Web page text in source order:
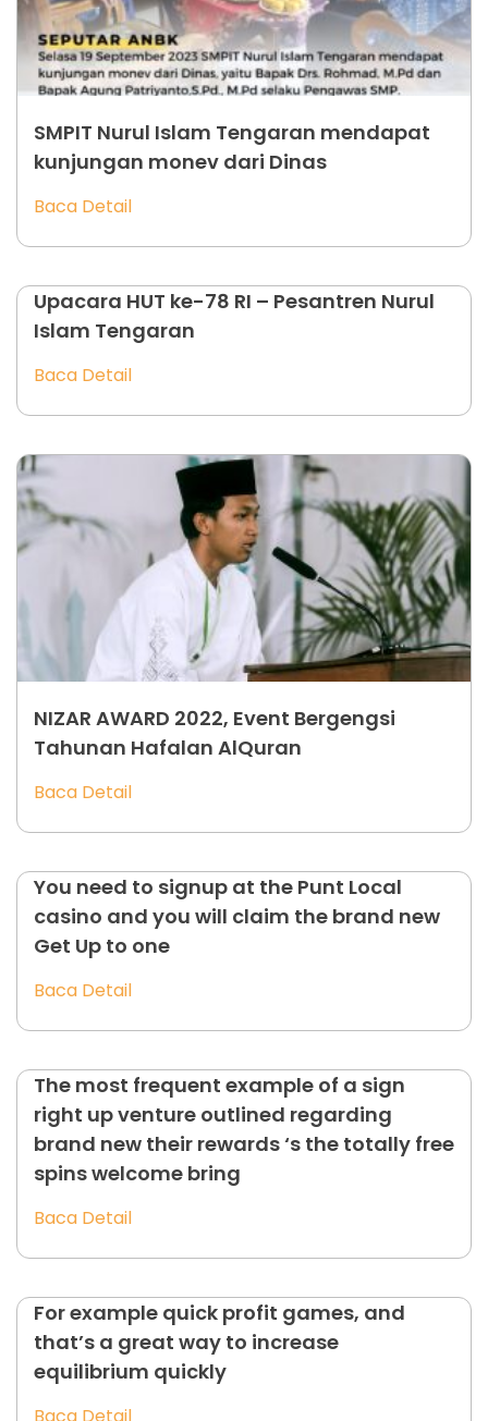
SMPIT Nurul Islam Tengaran mendapat
kunjungan monev dari Dinas
Baca Detail
Upacara HUT ke-78 RI – Pesantren Nurul
Islam Tengaran
Baca Detail
NIZAR AWARD 2022, Event Bergengsi
Tahunan Hafalan AlQuran
Baca Detail
You need to signup at the Punt Local
casino and you will claim the brand new
Get Up to one
Baca Detail
The most frequent example of a sign
right up venture outlined regarding
brand new their rewards ‘s the totally free
spins welcome bring
Baca Detail
For example quick profit games, and
that’s a great way to increase
equilibrium quickly